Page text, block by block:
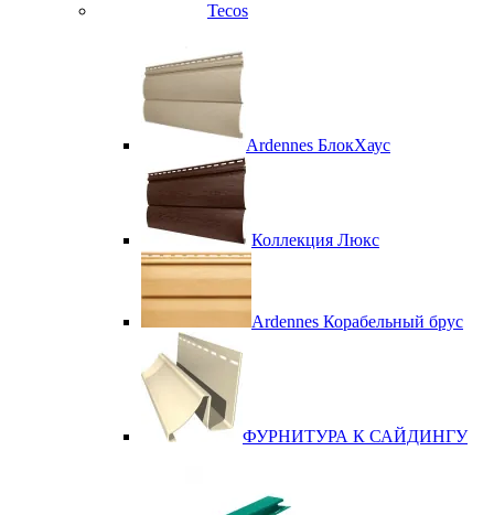
Tecos
Ardennes БлокХаус
Коллекция Люкс
Ardennes Корабельный брус
ФУРНИТУРА К САЙДИНГУ